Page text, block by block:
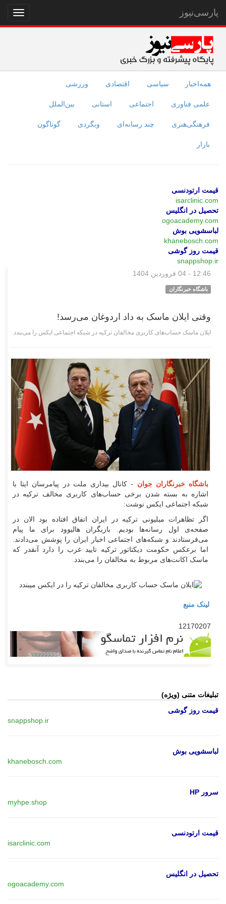
نمایش
منو
پارسی‌نیوز
همه‌اخبار سیاسی اقتصادی ورزشی
علمی فناوری اجتماعی استانی بین‌الملل
فرهنگی‌هنری چند رسانه‌ای وبگردی گوناگون
بازار
قیمت ارتودنسی
isarclinic.com
تحصیل در انگلیس
ogoacademy.com
لباسشویی بوش
khanebosch.com
قیمت روز گوشی
snappshop.ir
12:46 - 04 فروردین 1404
باشگاه خبرنگاران
وقتی ایلان ماسک به داد اردوغان می‌رسد!
ایلان ماسک حساب‌های کاربری مخالفان ترکیه در شبکه اجتماعی ایکس را می‌بندد.
باشگاه خبرنگاران جوان - کانال بیداری ملت در پیامرسان ایتا با
اشاره به بسته شدن برخی حساب‌های کاربری مخالف ترکیه در
شبکه اجتماعی ایکس نوشت:
اگر تظاهرات میلیونی ترکیه در ایران اتفاق افتاده بود الان در
صفحه‌ی اول رسانه‌ها بودیم. بازیگران هالیوود برای ما پیام
می‌فرستادند و شبکه‌های اجتماعی اخبار ایران را پوشش می‌دادند.
اما برعکس حکومت دیکتاتور ترکیه تایید غرب را دارد آنقدر که
ماسک اکانت‌های مربوط به مخالفان را می‌بندد.
لینک منبع
12170207
تبلیغات متنی (ویژه)
قیمت روز گوشی
snappshop.ir
لباسشویی بوش
khanebosch.com
سرور HP
myhpe.shop
قیمت ارتودنسی
isarclinic.com
تحصیل در انگلیس
ogoacademy.com